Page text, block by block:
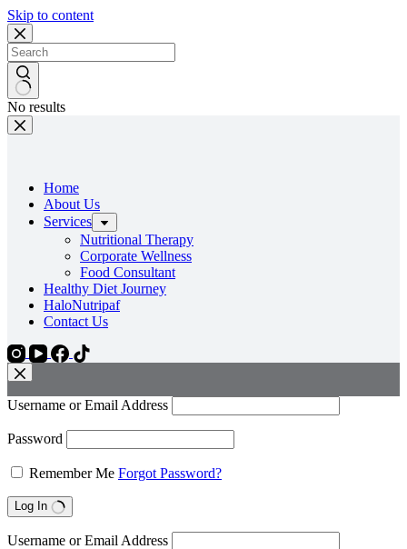
Skip to content
No results
Home
About Us
Services
Nutritional Therapy
Corporate Wellness
Food Consultant
Healthy Diet Journey
HaloNutripaf
Contact Us
Username or Email Address
Password
Remember Me Forgot Password?
Log In
Username or Email Address